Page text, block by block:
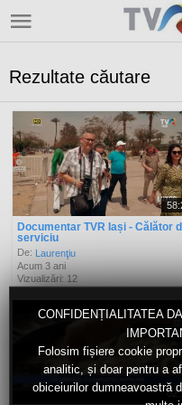
CONFIDENȚIALITATEA
Folosim fișiere cookie
analitic, și doar pentru a
obiceiurilor dumneavoastră
Rezultate căutare
Sortaţi după:
Documentar TVR Iași - Călător
serviciu
De: Laurenţiu
Acum 3 ani
Vizualizări: 12